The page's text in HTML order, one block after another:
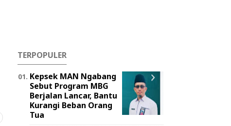
TERPOPULER
Kepsek MAN Ngabang
Sebut Program MBG
Berjalan Lancar, Bantu
Kurangi Beban Orang
Tua